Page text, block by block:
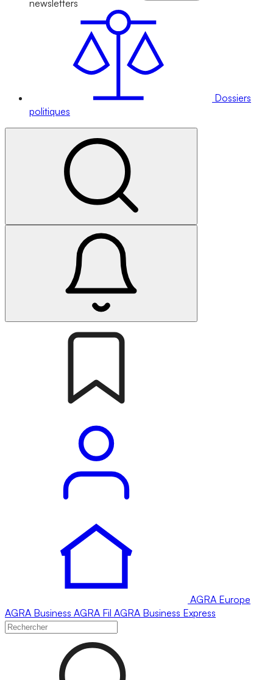
newsletters
Dossiers
politiques
AGRA Europe
AGRA Business AGRA Fil AGRA Business Express